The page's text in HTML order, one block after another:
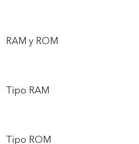
RAM y ROM
Tipo RAM
Tipo ROM